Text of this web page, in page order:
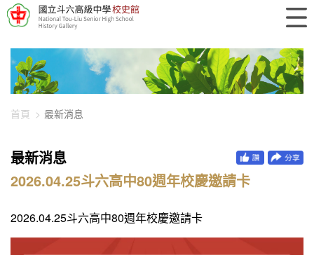
448-1808
首頁 最新消息
最新消息
2026.04.25斗六高中80週年校慶邀請卡
2026.04.25斗六高中80週年校慶邀請卡